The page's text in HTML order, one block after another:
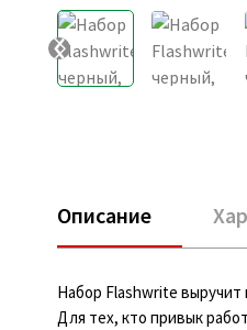
Описание
Набор Flashwrite
Для тех, кто привык